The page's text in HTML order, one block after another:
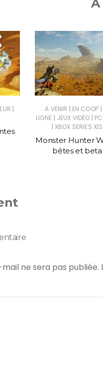
A
| A VENIR | EN COOP' |
LIGNE | JEUX VIDÉO | PC
| XBOX SERIES X|S
Monster Hunter
bêtes et beta
ne sera pas publiée.